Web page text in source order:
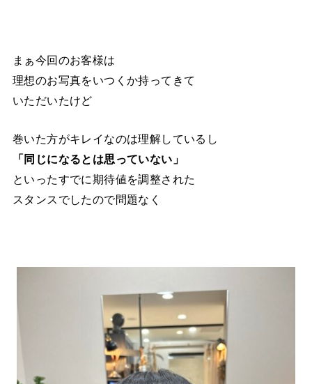
まぁ今回のお客様は
理想のお写真をいつくか持ってきて
いただいたけど
巻いた方がキレイなのは理解しているし
「同じになるとは思っていない」
といったすでに期待値を調整された
スタンスでしたので問題なく